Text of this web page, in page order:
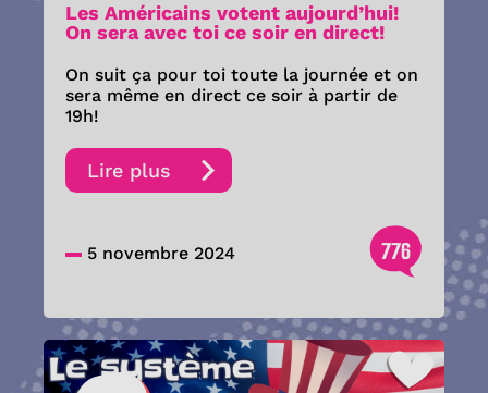
Les Américains votent aujourd’hui!
On sera avec toi ce soir en direct!
On suit ça pour toi toute la journée et on
sera même en direct ce soir à partir de
19h!
Lire plus
5 novembre 2024 776